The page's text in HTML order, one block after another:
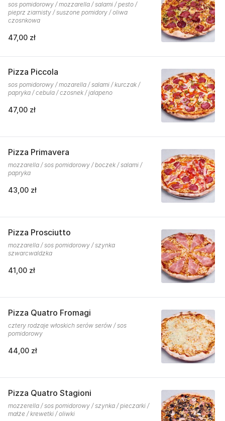
sos pomidorowy / mozzarella / salami / pesto /
pieprz ziarnisty / suszone pomidory / oliwa
czosnkowa
47,00 zł
Pizza Piccola
sos pomidorowy / mozarella / salami / kurczak /
papryka / cebula / czosnek / jalapeno
47,00 zł
Pizza Primavera
mozzarella / sos pomidorowy / boczek / salami /
papryka
43,00 zł
Pizza Prosciutto
mozzarella / sos pomidorowy / szynka
szwarcwaldzka
41,00 zł
Pizza Quatro Fromagi
cztery rodzaje włoskich serów serów / sos
pomidorowy
44,00 zł
Pizza Quatro Stagioni
mozzerella / sos pomidorowy / szynka / pieczarki /
małże / krewetki / oliwki